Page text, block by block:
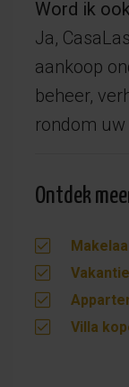
Word ik
Ja,
aankoop
beheer,
rondom
Ontdek
Villa